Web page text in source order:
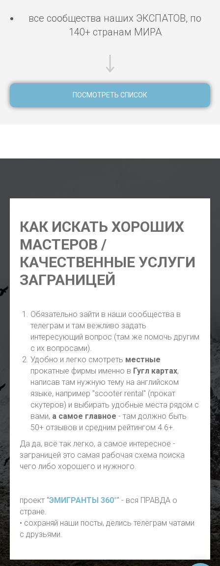
все сообщества наших ЭКСПАТОВ, по
140+ странам МИРА
ПОСМОТРЕТЬ СПИСОК
КАК ИСКАТЬ ХОРОШИХ
МАСТЕРОВ /
КАЧЕСТВЕННЫЕ УСЛУГИ
ЗАГРАНИЦЕЙ
Обязательно зайти в наши сообщества в
телеграм и там вежливо задать
интересующий вопрос (там же помочь другим
с их вопросами).
Удобно и легко смотреть местные
прокатные фирмы именно в Гугл картах,
написав там нужную тему на английском
языке, например "scooter rental" (прокат
скутеров) и выбирать удобные места рядом с
вами, а самое главное - там должно быть
50+ отзывов и средним рейтингом 4.6+.
Да да, всё так легко, а самое интересное -
заграницей это самая рабочая схема поиска
чего либо хорошего и нужного.
проект "ЭМИГРАНТЫ 360°" - вся ПРАВДА о
стране.
• сохраняй наши посты, делись телеграм чатами
с друзьями.